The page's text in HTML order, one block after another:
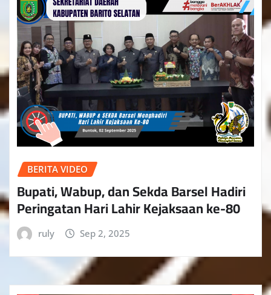
BERITA VIDEO
Bupati, Wabup, dan Sekda Barsel Hadiri
Peringatan Hari Lahir Kejaksaan ke-80
ruly Sep 2, 2025